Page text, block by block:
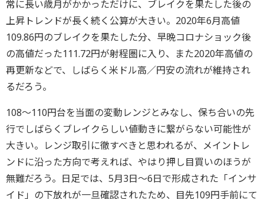
常に長い歳月がかかっただけに、ブレイクを果たした後の
上昇トレンドが長く続く公算が大きい。2020年6月高値
109.86円のブレイクを果たした分、早晩コロナショック後
の高値だった111.72円が射程圏に入り、また2020年高値の
再更新などで、しばらく米ドル高／円安の流れが維持され
るだろう。
108～110円台を当面の変動レンジとみなし、保ち合いの先
行でしばらくブレイクらしい値動きに繋がらない可能性が
大きい。レンジ取引に徹すべきと思われるが、メイントレ
ンドに沿った方向で考えれば、やはり押し目買いのほうが
無難だろう。日足では、5月3日～6日で形成された「インサ
イド」の下放れが一旦確認されたため、目先109円手前にて